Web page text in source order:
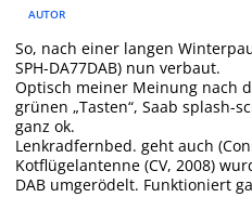
AUTOR
So, nach einer langen
SPH-DA77DAB) nun verbaut.
Optisch meiner Meinung nach
grünen „Tasten“, Saab splash-
ganz ok.
Lenkradfernbed. geht auch
Kotflügelantenne (CV, 2008)
DAB umgerödelt. Funktioniert